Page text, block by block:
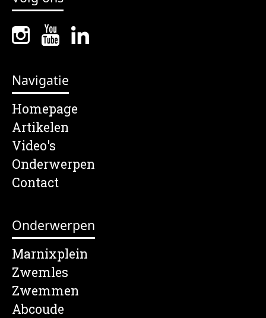
Navigatie
Homepage
Artikelen
Video's
Onderwerpen
Contact
Onderwerpen
Marnixplein
Zwemles
Zwemmen
Abcoude